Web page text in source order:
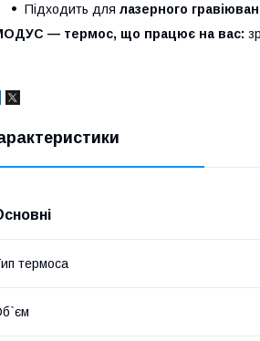
Підходить для лазерного
— термос, що працює на вас:
термоса